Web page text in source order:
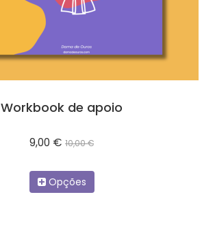
Workbook de apoio
9,00 € 10,00 €
Opções